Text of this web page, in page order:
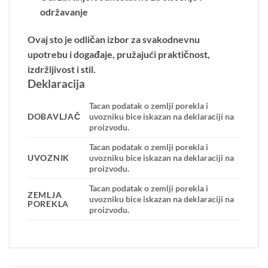
održavanje
Ovaj sto je odličan izbor za svakodnevnu
upotrebu i događaje, pružajući praktičnost,
izdržljivost i stil.
Deklaracija
DOBAVLJAČ
Tacan podatak o zemlji porekla i
uvozniku bice iskazan na deklaraciji na
proizvodu.
UVOZNIK
Tacan podatak o zemlji porekla i
uvozniku bice iskazan na deklaraciji na
proizvodu.
ZEMLJA
POREKLA
Tacan podatak o zemlji porekla i
uvozniku bice iskazan na deklaraciji na
proizvodu.